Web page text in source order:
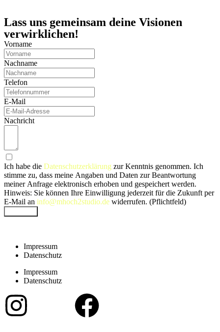
Lass uns gemeinsam deine Visionen
verwirklichen!
Vorname
Nachname
Telefon
E-Mail
Nachricht
Ich habe die Datenschutzerklärung zur Kenntnis genommen. Ich
stimme zu, dass meine Angaben und Daten zur Beantwortung
meiner Anfrage elektronisch erhoben und gespeichert werden.
Hinweis: Sie können Ihre Einwilligung jederzeit für die Zukunft per
E-Mail an info@mhoch2studio.de widerrufen. (Pflichtfeld)
Impressum
Datenschutz
Impressum
Datenschutz